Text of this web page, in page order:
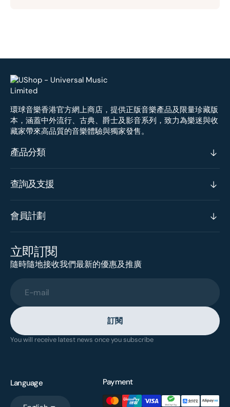
環球音樂香港官方網上商店，提供正版音樂產品及限量珍藏版
本，涵蓋中外流行、古典、爵士及影音系列，致力為樂迷與收
藏家帶來高品質的音樂體驗與獨家發售。
產品分類
查詢及支援
會員計劃
立即訂閱
隨時隨地接收我們最新的優惠及推廣
E-mail
訂閱
You will receive latest news once you subscribe
Language Payment